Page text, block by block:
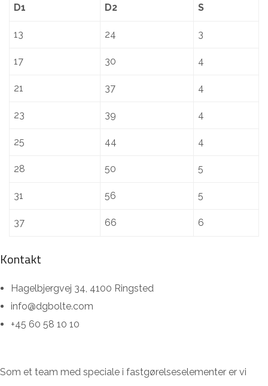
D1 D2 S
13 24 3
17 30 4
21 37 4
23 39 4
25 44 4
28 50 5
31 56 5
37 66 6
Kontakt
Hagelbjergvej 34, 4100 Ringsted
info@dgbolte.com
+45 60 58 10 10
Som et team med speciale i fastgørelseselementer er vi